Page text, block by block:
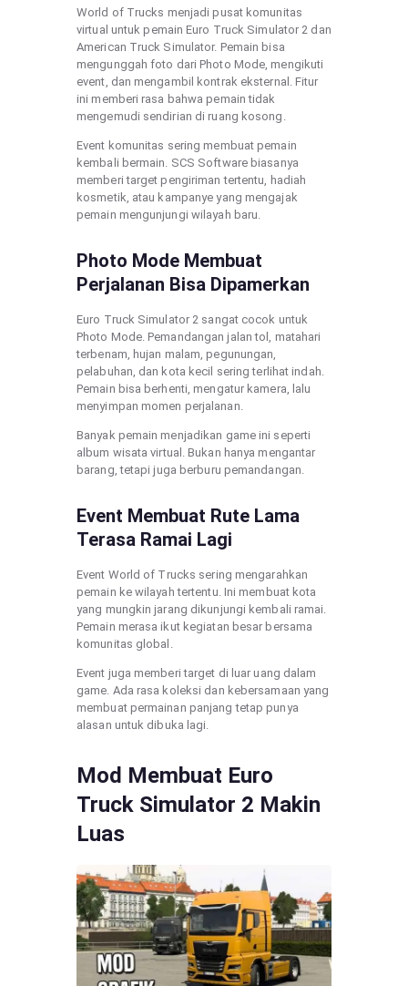
World of Trucks menjadi pusat komunitas
virtual untuk pemain Euro Truck Simulator 2 dan
American Truck Simulator. Pemain bisa
mengunggah foto dari Photo Mode, mengikuti
event, dan mengambil kontrak eksternal. Fitur
ini memberi rasa bahwa pemain tidak
mengemudi sendirian di ruang kosong.
Event komunitas sering membuat pemain
kembali bermain. SCS Software biasanya
memberi target pengiriman tertentu, hadiah
kosmetik, atau kampanye yang mengajak
pemain mengunjungi wilayah baru.
Photo Mode Membuat
Perjalanan Bisa Dipamerkan
Euro Truck Simulator 2 sangat cocok untuk
Photo Mode. Pemandangan jalan tol, matahari
terbenam, hujan malam, pegunungan,
pelabuhan, dan kota kecil sering terlihat indah.
Pemain bisa berhenti, mengatur kamera, lalu
menyimpan momen perjalanan.
Banyak pemain menjadikan game ini seperti
album wisata virtual. Bukan hanya mengantar
barang, tetapi juga berburu pemandangan.
Event Membuat Rute Lama
Terasa Ramai Lagi
Event World of Trucks sering mengarahkan
pemain ke wilayah tertentu. Ini membuat kota
yang mungkin jarang dikunjungi kembali ramai.
Pemain merasa ikut kegiatan besar bersama
komunitas global.
Event juga memberi target di luar uang dalam
game. Ada rasa koleksi dan kebersamaan yang
membuat permainan panjang tetap punya
alasan untuk dibuka lagi.
Mod Membuat Euro
Truck Simulator 2 Makin
Luas